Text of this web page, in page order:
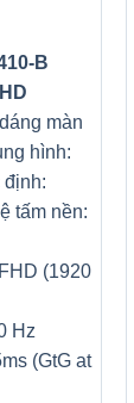
B
màn
hình:
tấm nền:
(1920
Hz
(GtG at